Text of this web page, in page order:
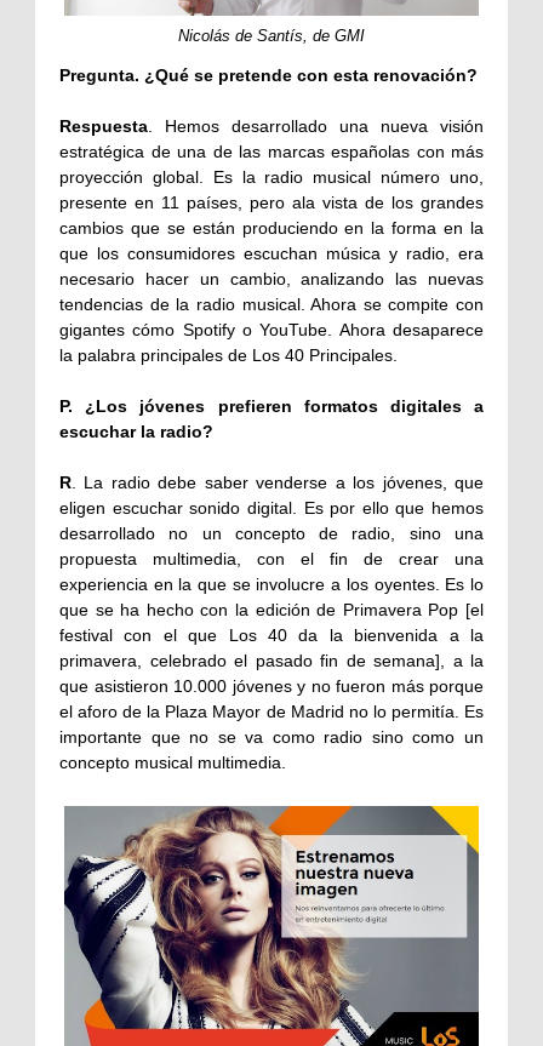
Nicolás de Santís, de GMI
Pregunta. ¿Qué se pretende con esta renovación?
Respuesta. Hemos desarrollado una nueva visión
estratégica de una de las marcas españolas con más
proyección global. Es la radio musical número uno,
presente en 11 países, pero ala vista de los grandes
cambios que se están produciendo en la forma en la
que los consumidores escuchan música y radio, era
necesario hacer un cambio, analizando las nuevas
tendencias de la radio musical. Ahora se compite con
gigantes cómo Spotify o YouTube. Ahora desaparece
la palabra principales de Los 40 Principales.
P. ¿Los jóvenes prefieren formatos digitales a
escuchar la radio?
R. La radio debe saber venderse a los jóvenes, que
eligen escuchar sonido digital. Es por ello que hemos
desarrollado no un concepto de radio, sino una
propuesta multimedia, con el fin de crear una
experiencia en la que se involucre a los oyentes. Es lo
que se ha hecho con la edición de Primavera Pop [el
festival con el que Los 40 da la bienvenida a la
primavera, celebrado el pasado fin de semana], a la
que asistieron 10.000 jóvenes y no fueron más porque
el aforo de la Plaza Mayor de Madrid no lo permitía. Es
importante que no se va como radio sino como un
concepto musical multimedia.